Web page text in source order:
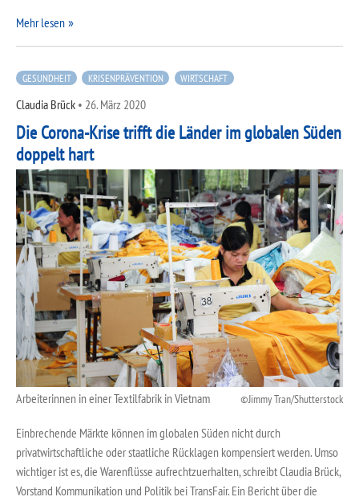
Mehr lesen
GESUNDHEIT KRISENPRÄVENTION WIRTSCHAFT
Claudia Brück • 26. März 2020
Die Corona-Krise trifft die Länder im globalen Süden
doppelt hart
Arbeiterinnen in einer Textilfabrik in Vietnam Jimmy Tran/Shutterstock
Einbrechende Märkte können im globalen Süden nicht durch
privatwirtschaftliche oder staatliche Rücklagen kompensiert werden. Umso
wichtiger ist es, die Warenflüsse aufrechtzuerhalten, schreibt Claudia Brück,
Vorstand Kommunikation und Politik bei TransFair. Ein Bericht über die